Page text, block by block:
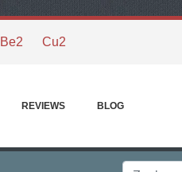
Be2 Cu2
REVIEWS BLOG